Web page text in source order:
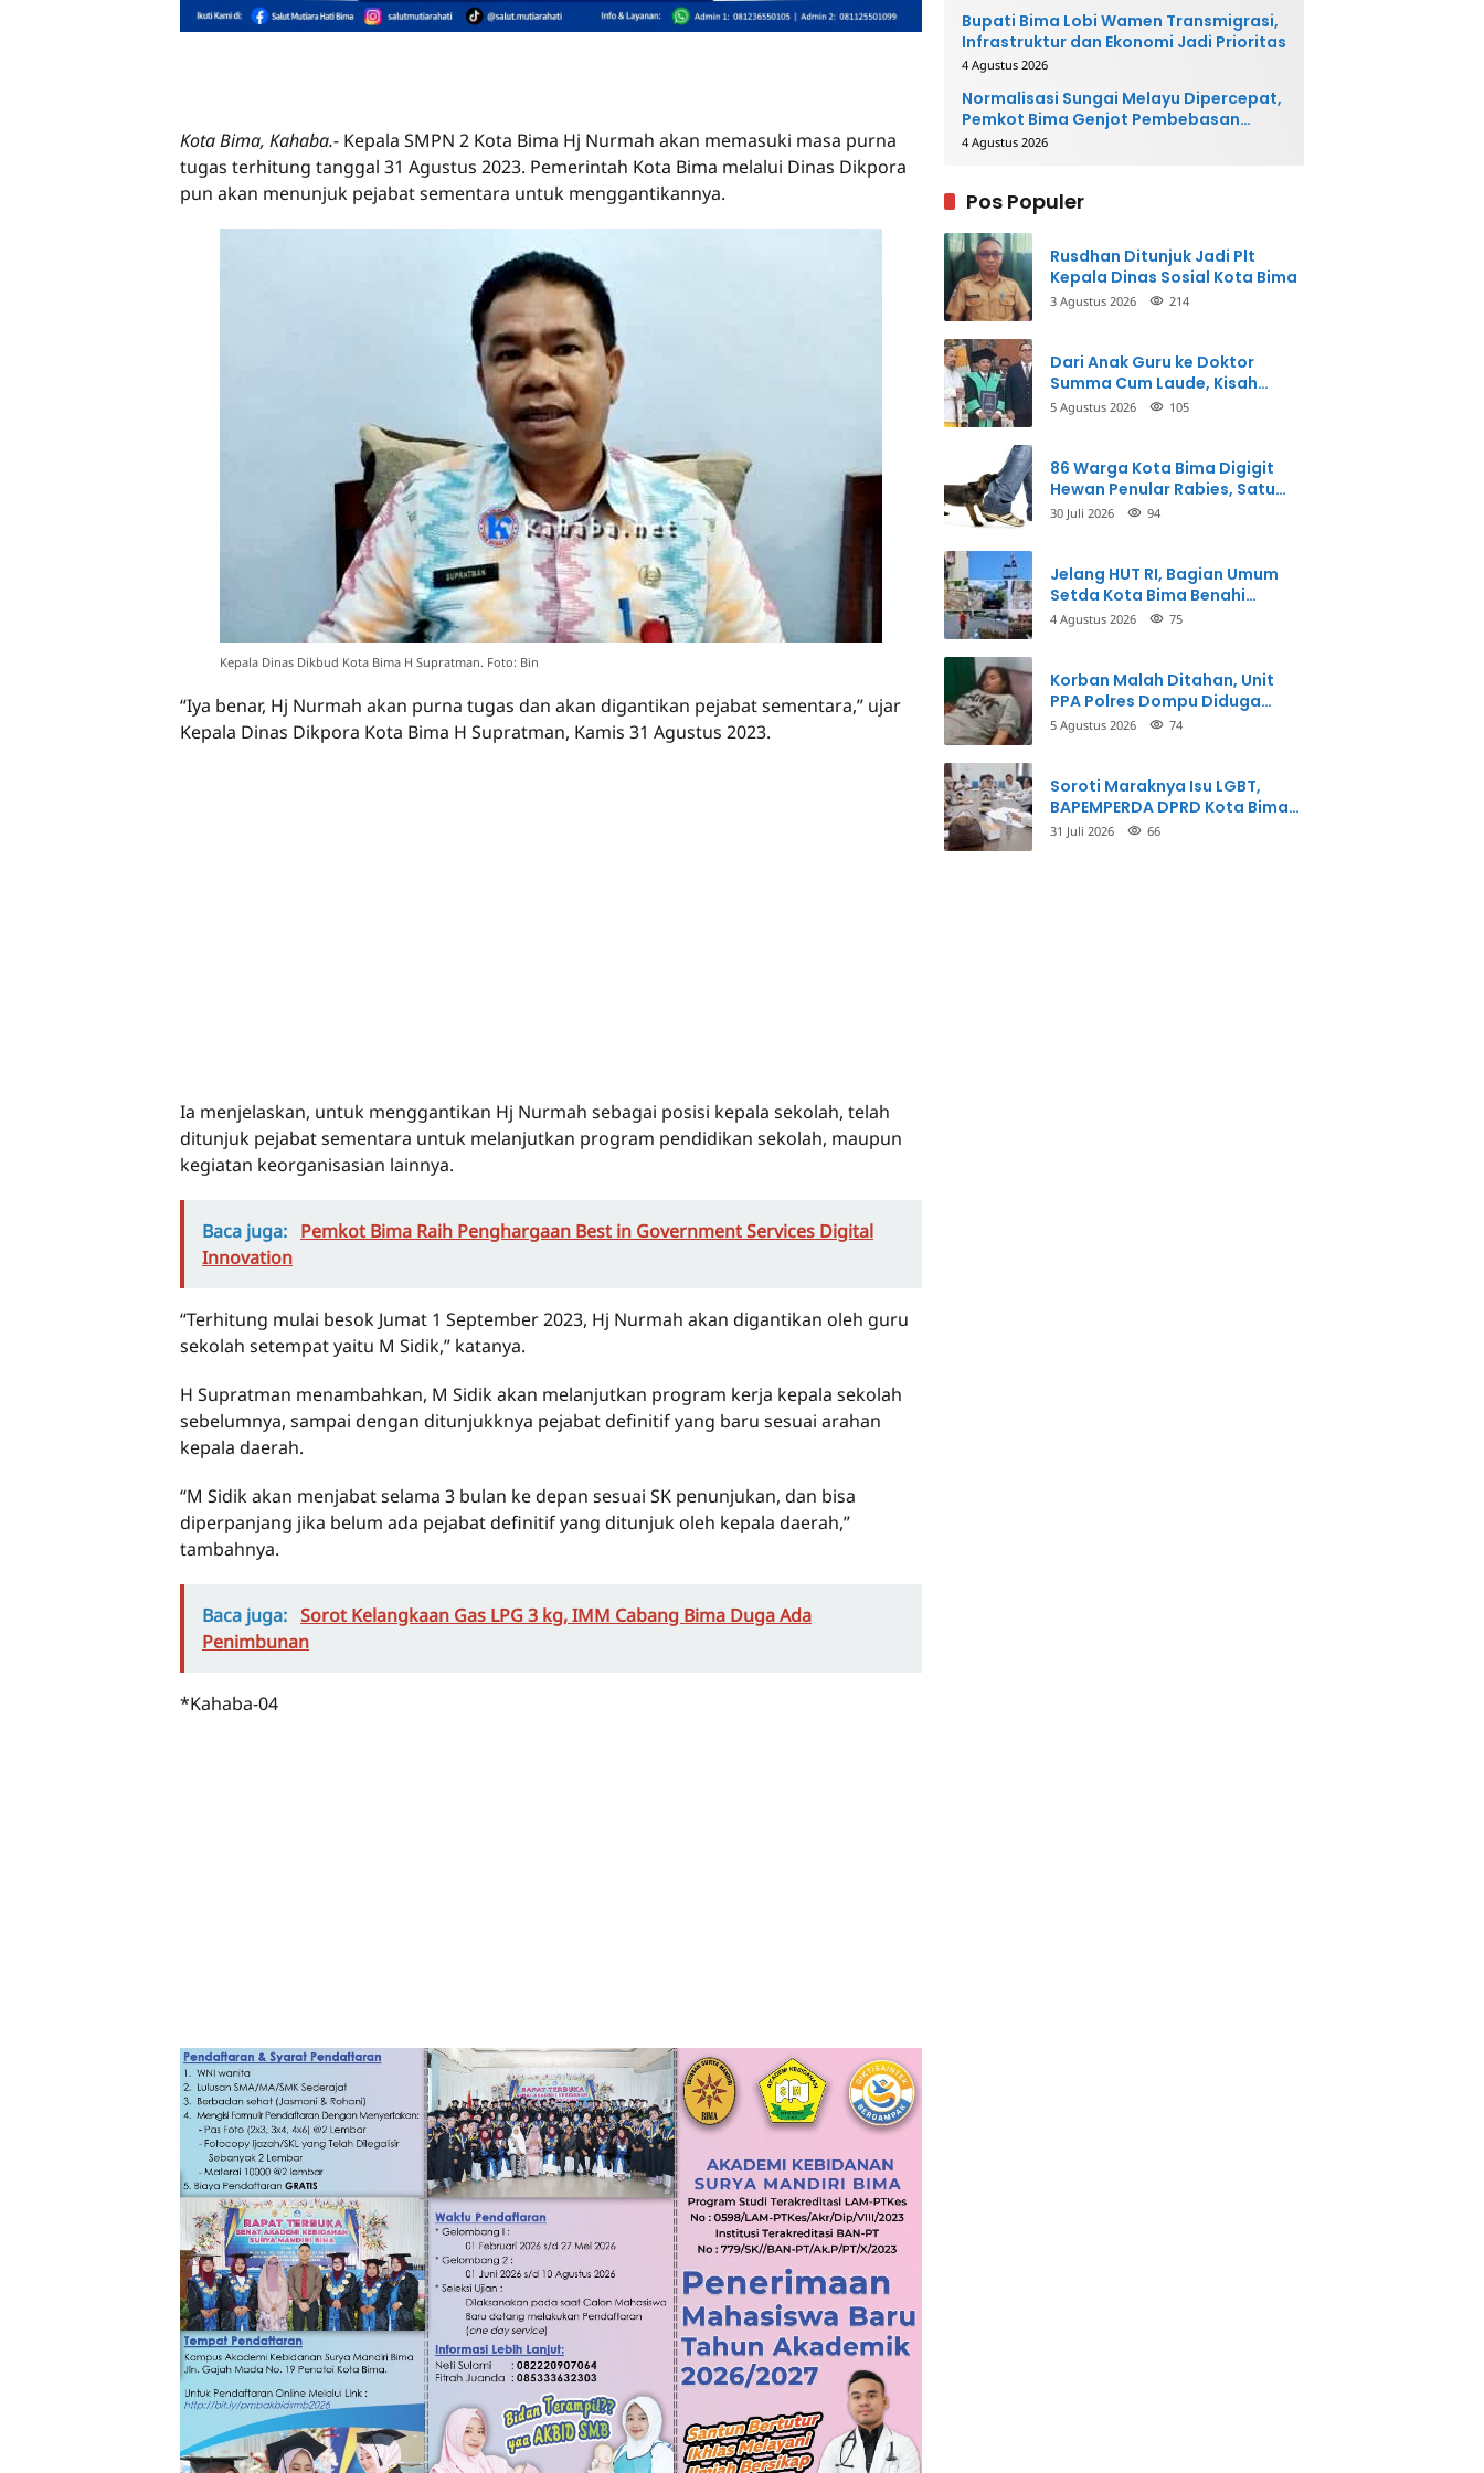
Kota Bima, Kahaba.- Kepala SMPN 2 Kota Bima Hj Nurmah akan memasuki masa purna
tugas terhitung tanggal 31 Agustus 2023. Pemerintah Kota Bima melalui Dinas Dikpora
pun akan menunjuk pejabat sementara untuk menggantikannya.
Kepala Dinas Dikbud Kota Bima H Supratman. Foto: Bin
“Iya benar, Hj Nurmah akan purna tugas dan akan digantikan pejabat sementara,” ujar
Kepala Dinas Dikpora Kota Bima H Supratman, Kamis 31 Agustus 2023.
Ia menjelaskan, untuk menggantikan Hj Nurmah sebagai posisi kepala sekolah, telah
ditunjuk pejabat sementara untuk melanjutkan program pendidikan sekolah, maupun
kegiatan keorganisasian lainnya.
Baca juga: Pemkot Bima Raih Penghargaan Best in Government Services Digital
Innovation
“Terhitung mulai besok Jumat 1 September 2023, Hj Nurmah akan digantikan oleh guru
sekolah setempat yaitu M Sidik,” katanya.
H Supratman menambahkan, M Sidik akan melanjutkan program kerja kepala sekolah
sebelumnya, sampai dengan ditunjukknya pejabat definitif yang baru sesuai arahan
kepala daerah.
“M Sidik akan menjabat selama 3 bulan ke depan sesuai SK penunjukan, dan bisa
diperpanjang jika belum ada pejabat definitif yang ditunjuk oleh kepala daerah,”
tambahnya.
Baca juga: Sorot Kelangkaan Gas LPG 3 kg, IMM Cabang Bima Duga Ada
Penimbunan
*Kahaba-04
Bupati Bima Lobi Wamen Transmigrasi,
Infrastruktur dan Ekonomi Jadi Prioritas
4 Agustus 2026
Normalisasi Sungai Melayu Dipercepat,
Pemkot Bima Genjot Pembebasan
Lahan
4 Agustus 2026
Pos Populer
Rusdhan Ditunjuk Jadi Plt
Kepala Dinas Sosial Kota Bima
3 Agustus 2026 214
Dari Anak Guru ke Doktor
Summa Cum Laude, Kisah
Taman Firdaus Menginspirasi
5 Agustus 2026 105
86 Warga Kota Bima Digigit
Hewan Penular Rabies, Satu
Korban Meninggal Dunia
30 Juli 2026 94
Jelang HUT RI, Bagian Umum
Setda Kota Bima Benahi
Kantor Pemkot
4 Agustus 2026 75
Korban Malah Ditahan, Unit
PPA Polres Dompu Diduga
Balikkan Fakta Kasus
5 Agustus 2026 74
Soroti Maraknya Isu LGBT,
BAPEMPERDA DPRD Kota Bima
Mulai Bahas Rancangan Perda
31 Juli 2026 66